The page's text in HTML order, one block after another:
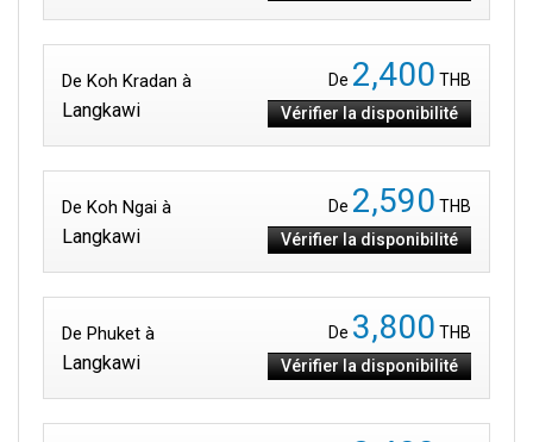
De Koh Kradan à
Langkawi
De 2,400 THB
Vérifier la disponibilité
De Koh Ngai à
Langkawi
De 2,590 THB
Vérifier la disponibilité
De Phuket à
Langkawi
De 3,800 THB
Vérifier la disponibilité